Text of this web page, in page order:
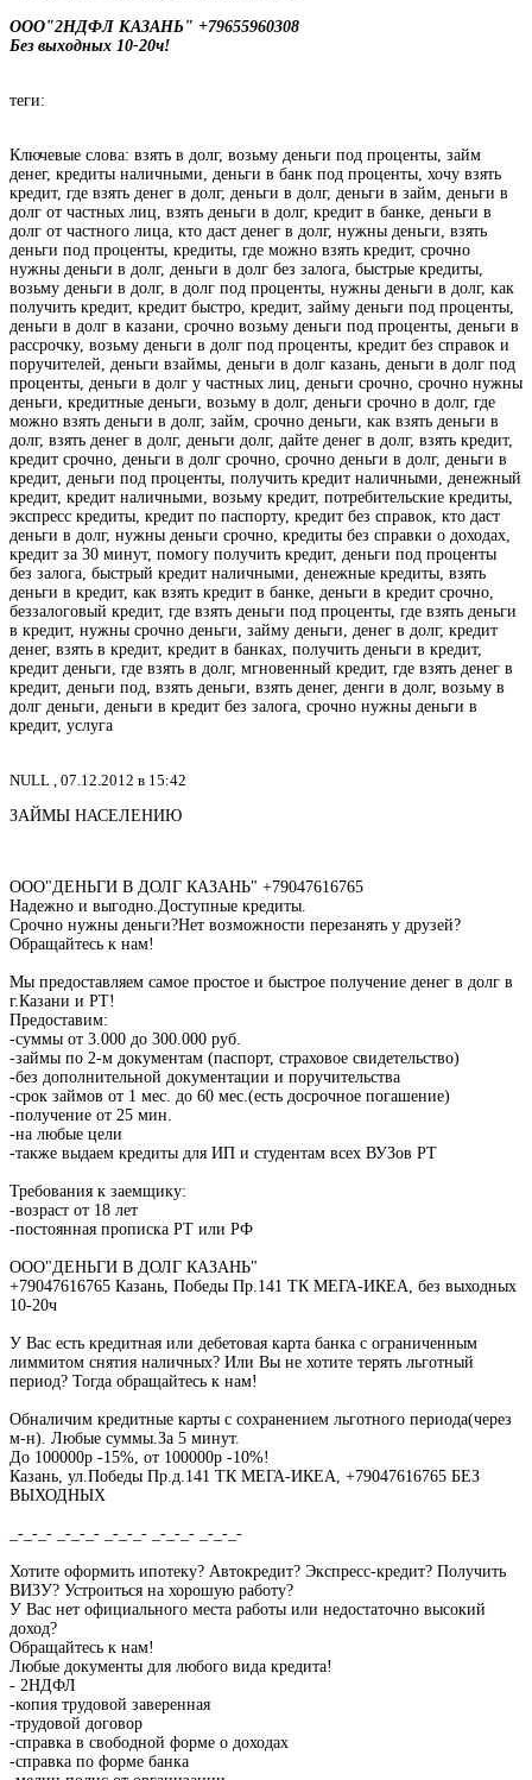
ООО"2НДФЛ КАЗАНЬ" +79655960308
Без выходных 10-20ч!
теги:
Ключевые слова: взять в долг, возьму деньги под проценты, займ
денег, кредиты наличными, деньги в банк под проценты, хочу взять
кредит, где взять денег в долг, деньги в долг, деньги в займ, деньги в
долг от частных лиц, взять деньги в долг, кредит в банке, деньги в
долг от частного лица, кто даст денег в долг, нужны деньги, взять
деньги под проценты, кредиты, где можно взять кредит, срочно
нужны деньги в долг, деньги в долг без залога, быстрые кредиты,
возьму деньги в долг, в долг под проценты, нужны деньги в долг, как
получить кредит, кредит быстро, кредит, займу деньги под проценты,
деньги в долг в казани, срочно возьму деньги под проценты, деньги в
рассрочку, возьму деньги в долг под проценты, кредит без справок и
поручителей, деньги взаймы, деньги в долг казань, деньги в долг под
проценты, деньги в долг у частных лиц, деньги срочно, срочно нужны
деньги, кредитные деньги, возьму в долг, деньги срочно в долг, где
можно взять деньги в долг, займ, срочно деньги, как взять деньги в
долг, взять денег в долг, деньги долг, дайте денег в долг, взять кредит,
кредит срочно, деньги в долг срочно, срочно деньги в долг, деньги в
кредит, деньги под проценты, получить кредит наличными, денежный
кредит, кредит наличными, возьму кредит, потребительские кредиты,
экспресс кредиты, кредит по паспорту, кредит без справок, кто даст
деньги в долг, нужны деньги срочно, кредиты без справки о доходах,
кредит за 30 минут, помогу получить кредит, деньги под проценты
без залога, быстрый кредит наличными, денежные кредиты, взять
деньги в кредит, как взять кредит в банке, деньги в кредит срочно,
беззалоговый кредит, где взять деньги под проценты, где взять деньги
в кредит, нужны срочно деньги, займу деньги, денег в долг, кредит
денег, взять в кредит, кредит в банках, получить деньги в кредит,
кредит деньги, где взять в долг, мгновенный кредит, где взять денег в
кредит, деньги под, взять деньги, взять денег, денги в долг, возьму в
долг деньги, деньги в кредит без залога, срочно нужны деньги в
кредит, услуга
NULL , 07.12.2012 в 15:42
ЗАЙМЫ НАСЕЛЕНИЮ
ООО"ДЕНЬГИ В ДОЛГ КАЗАНЬ" +79047616765
Надежно и выгодно.Доступные кредиты.
Срочно нужны деньги?Нет возможности перезанять у друзей?
Обращайтесь к нам!
Мы предоставляем самое простое и быстрое получение денег в долг в
г.Казани и РТ!
Предоставим:
-суммы от 3.000 до 300.000 руб.
-займы по 2-м документам (паспорт, страховое свидетельство)
-без дополнительной документации и поручительства
-срок займов от 1 мес. до 60 мес.(есть досрочное погашение)
-получение от 25 мин.
-на любые цели
-также выдаем кредиты для ИП и студентам всех ВУЗов РТ
Требования к заемщику:
-возраст от 18 лет
-постоянная прописка РТ или РФ
ООО"ДЕНЬГИ В ДОЛГ КАЗАНЬ"
+79047616765 Казань, Победы Пр.141 ТК МЕГА-ИКЕА, без выходных
10-20ч
У Вас есть кредитная или дебетовая карта банка с ограниченным
лиммитом снятия наличных? Или Вы не хотите терять льготный
период? Тогда обращайтесь к нам!
Обналичим кредитные карты с сохранением льготного периода(через
м-н). Любые суммы.За 5 минут.
До 100000р -15%, от 100000р -10%!
Казань, ул.Победы Пр.д.141 ТК МЕГА-ИКЕА, +79047616765 БЕЗ
ВЫХОДНЫХ
_-_-_- _-_-_- _-_-_- _-_-_- _-_-_-
Хотите оформить ипотеку? Автокредит? Экспресс-кредит? Получить
ВИЗУ? Устроиться на хорошую работу?
У Вас нет официального места работы или недостаточно высокий
доход?
Обращайтесь к нам!
Любые документы для любого вида кредита!
- 2НДФЛ
-копия трудовой заверенная
-трудовой договор
-справка в свободной форме о доходах
-справка по форме банка